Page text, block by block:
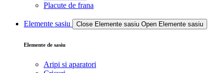
Placute de frana
Elemente sasiu Close Elemente sasiu Open Elemente sasiu
Elemente de sasiu
Aripi si aparatori